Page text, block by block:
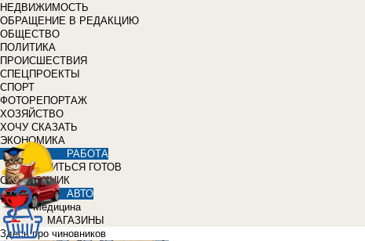
НЕДВИЖИМОСТЬ
ОБРАЩЕНИЕ В РЕДАКЦИЮ
ОБЩЕСТВО
ПОЛИТИКА
ПРОИСШЕСТВИЯ
СПЕЦПРОЕКТЫ
СПОРТ
ФОТОРЕПОРТАЖ
ХОЗЯЙСТВО
ХОЧУ СКАЗАТЬ
ЭКОНОМИКА
РАБОТА
УЧИТЬСЯ ГОТОВ
СПРАВОЧНИК
АВТО
Медицина
МАГАЗИНЫ
Здесь про чиновников